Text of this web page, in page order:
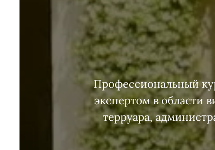
Профессиональный
экспертом в области
терруара,